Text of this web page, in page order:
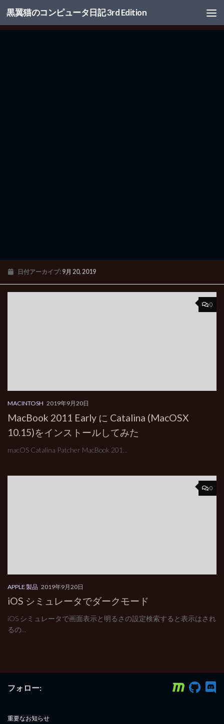
コンテンツへスキップ
黒翼猫のコンピュータ日記 3rd Edition
日付アーカイブ: 9月 20, 2019
0
MACINTOSH 2019年9月20日
MacBook 2011 Early に Catalina (MacOSX
10.15)をインストールしてみた
macOS Catalina Patcher MacBook 201...
0
APPLE 製品 2019年9月20日
iOS シミュレータでダークモード
iOS シミュレータで画面表示と明るさの設定検索すると表示はされ
るの...
フォロー:
重要なお知らせ